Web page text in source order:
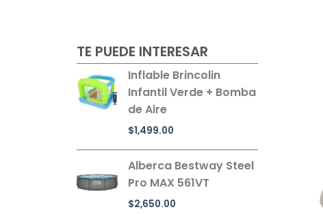
TE PUEDE INTERESAR
Inflable Brincolin
Infantil Verde + Bomba
de Aire
$1,499.00
Alberca Bestway Steel
Pro MAX 561VT
$2,650.00